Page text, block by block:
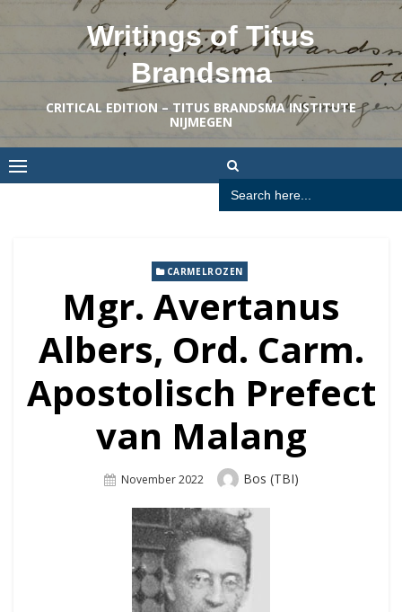
Writings of Titus
Brandsma
CRITICAL EDITION – TITUS BRANDSMA INSTITUTE
NIJMEGEN
Search
for:
CARMELROZEN
Mgr. Avertanus
Albers, Ord. Carm.
Apostolisch Prefect
van Malang
Posted
November 2022 Author
Bos (TBI)